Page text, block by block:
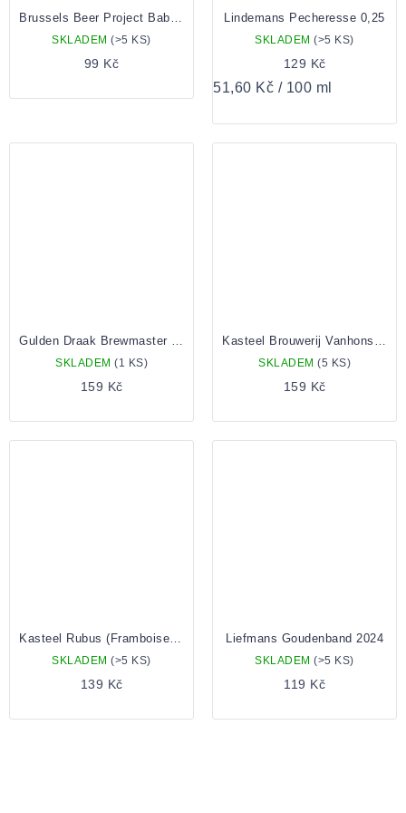
SKLADEM(>5 KS)
99 Kč
Lindemans Pecheresse 0,25
SKLADEM(>5 KS)
129 Kč
Měrná
51,60 Kč / 100 ml
SKLADEM (1 KS)
159 Kč
SKLADEM (5 KS)
159 Kč
SKLADEM(>5 KS)
139 Kč
Liefmans Goudenband 2024
SKLADEM(>5 KS)
119 Kč